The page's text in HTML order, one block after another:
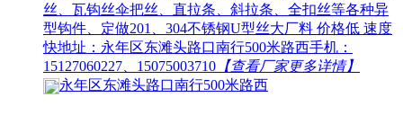
丝、瓦钩丝伞把丝、直拉条、斜拉条、全扣丝等各种异
型钩件、定做201、304不锈钢U型丝大厂料 价格低 速度
快地址：永年区东滩头路口南行500米路西手机：
15127060227、15075003710 【查看厂家更多详情】
永年区东滩头路口南行500米路西